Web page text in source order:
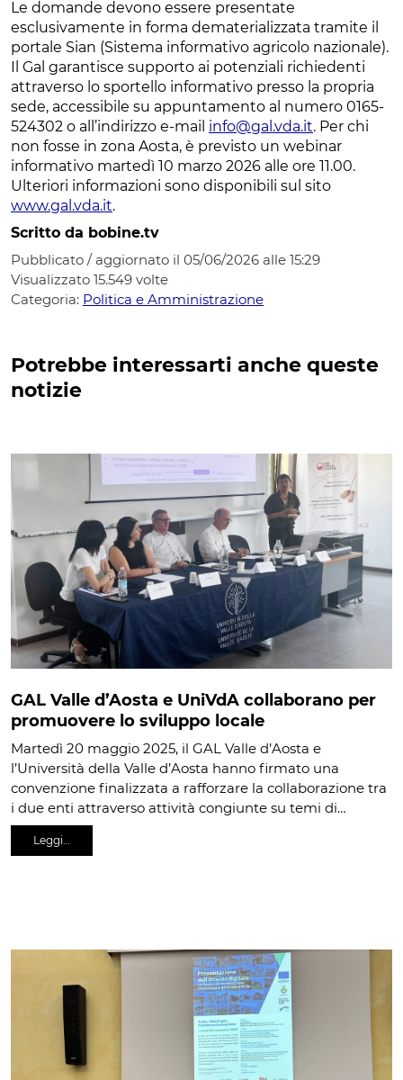
Le domande devono essere presentate
esclusivamente in forma dematerializzata tramite il
portale Sian (Sistema informativo agricolo nazionale).
Il Gal garantisce supporto ai potenziali richiedenti
attraverso lo sportello informativo presso la propria
sede, accessibile su appuntamento al numero 0165-
524302 o all’indirizzo e-mail info@gal.vda.it. Per chi
non fosse in zona Aosta, è previsto un webinar
informativo martedì 10 marzo 2026 alle ore 11.00.
Ulteriori informazioni sono disponibili sul sito
www.gal.vda.it.
Scritto da bobine.tv
Pubblicato / aggiornato il 05/06/2026 alle 15:29
Visualizzato 15.549 volte
Categoria: Politica e Amministrazione
Potrebbe interessarti anche queste
notizie
GAL Valle d’Aosta e UniVdA collaborano per
promuovere lo sviluppo locale
Martedì 20 maggio 2025, il GAL Valle d’Aosta e
l’Università della Valle d’Aosta hanno firmato una
convenzione finalizzata a rafforzare la collaborazione tra
i due enti attraverso attività congiunte su temi di…
Leggi…